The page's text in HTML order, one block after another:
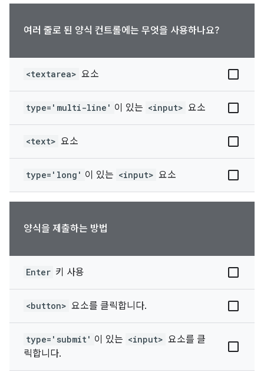
여러 줄로 된 양식 컨트롤에는 무엇을 사용하나요?
<textarea> 요소
type='multi-line' 이 있는 <input> 요소
<text> 요소
type='long' 이 있는 <input> 요소
양식을 제출하는 방법
Enter 키 사용
<button> 요소를 클릭합니다.
type='submit' 이 있는 <input> 요소를 클
릭합니다.